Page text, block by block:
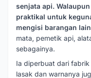
senjata api.
praktikal untuk
mengisi barangan lain
mata, pemetik api,
sebagainya.
Ia diperbuat dari
lasak dan warnanya